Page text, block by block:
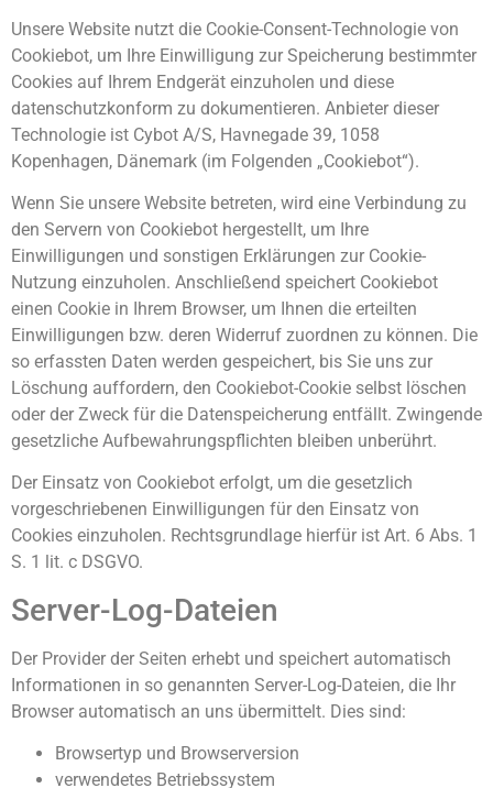
Unsere Website nutzt die Cookie-Consent-Technologie von
Cookiebot, um Ihre Einwilligung zur Speicherung bestimmter
Cookies auf Ihrem Endgerät einzuholen und diese
datenschutzkonform zu dokumentieren. Anbieter dieser
Technologie ist Cybot A/S, Havnegade 39, 1058
Kopenhagen, Dänemark (im Folgenden „Cookiebot“).
Wenn Sie unsere Website betreten, wird eine Verbindung zu
den Servern von Cookiebot hergestellt, um Ihre
Einwilligungen und sonstigen Erklärungen zur Cookie-
Nutzung einzuholen. Anschließend speichert Cookiebot
einen Cookie in Ihrem Browser, um Ihnen die erteilten
Einwilligungen bzw. deren Widerruf zuordnen zu können. Die
so erfassten Daten werden gespeichert, bis Sie uns zur
Löschung auffordern, den Cookiebot-Cookie selbst löschen
oder der Zweck für die Datenspeicherung entfällt. Zwingende
gesetzliche Aufbewahrungspflichten bleiben unberührt.
Der Einsatz von Cookiebot erfolgt, um die gesetzlich
vorgeschriebenen Einwilligungen für den Einsatz von
Cookies einzuholen. Rechtsgrundlage hierfür ist Art. 6 Abs. 1
S. 1 lit. c DSGVO.
Server-Log-Dateien
Der Provider der Seiten erhebt und speichert automatisch
Informationen in so genannten Server-Log-Dateien, die Ihr
Browser automatisch an uns übermittelt. Dies sind:
Browsertyp und Browserversion
verwendetes Betriebssystem